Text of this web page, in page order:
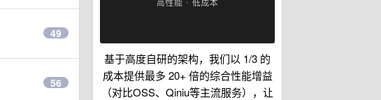
基于高度自研的架构，我们以 1/3 的
成本提供最多 20+ 倍的综合性能增益
（对比OSS、Qiniu等主流服务），让
49
56